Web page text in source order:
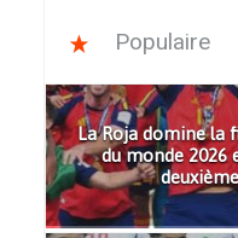
Populaire
La Roja domine la
du monde 2026